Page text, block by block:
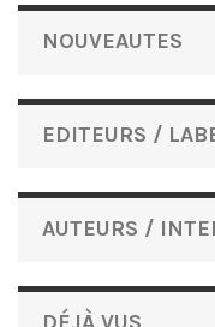
NOUVEAUTES
EDITEURS /
AUTEURS /